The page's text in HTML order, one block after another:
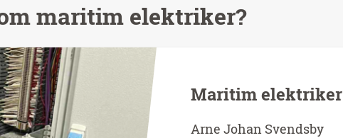
maritim elektriker?
Maritim elektriker
Arne Johan Svendsby